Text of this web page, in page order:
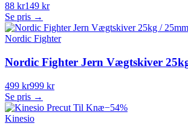
88 kr149 kr
Se pris →
Nordic Fighter
Nordic Fighter Jern Vægtskiver
499 kr999 kr
Se pris →
−54%
Kinesio